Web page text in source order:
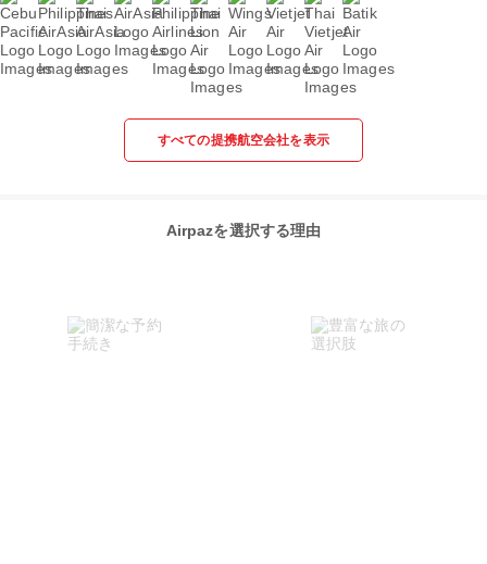
すべての提携航空会社を表示
Airpazを選択する理由